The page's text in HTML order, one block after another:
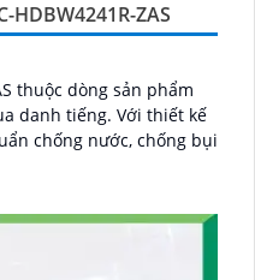
HDBW4241R-ZAS
thuộc dòng sản phẩm
Với thiết kế
chống nước, chống bụi